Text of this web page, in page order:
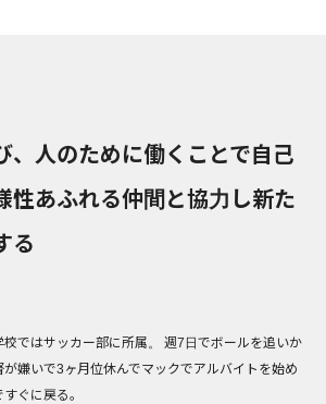
、人のために働くことで自己
性あふれる仲間と協力し新た
る
ではサッカー部に所属。 週7日でボールを追いか
嫌いで3ヶ月位休んでマックでアルバイトを始め
ぐに戻る。